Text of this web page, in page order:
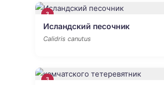
3
Исландский песочник
Calidris canutus
3